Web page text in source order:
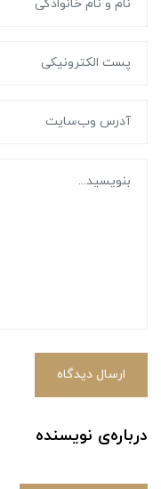
ارسال دیدگاه
درباره‌ی نویسنده